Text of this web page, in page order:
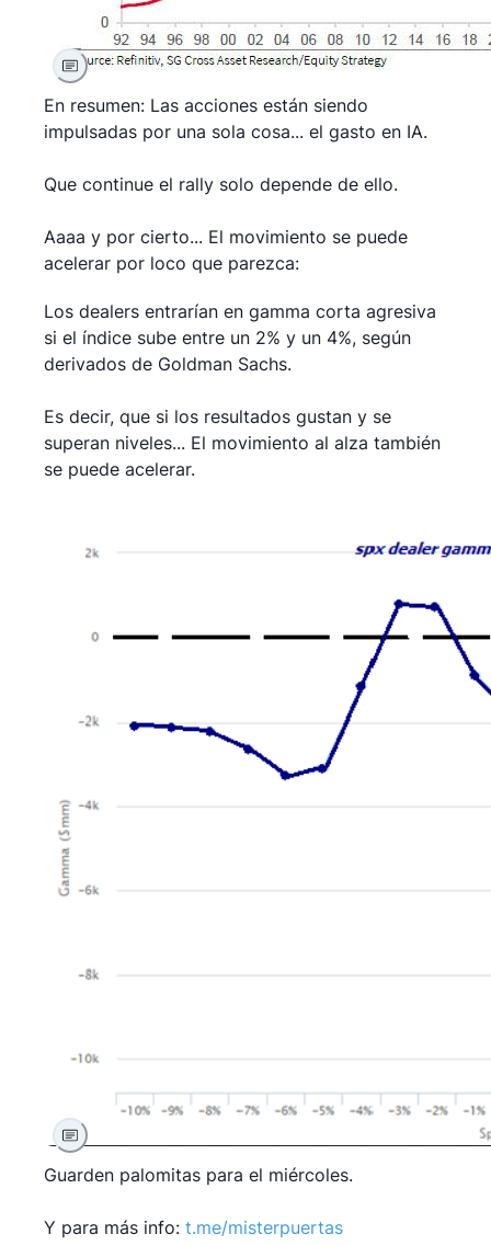
En resumen: Las acciones están siendo
impulsadas por una sola cosa... el gasto en IA.
Que continue el rally solo depende de ello.
Aaaa y por cierto... El movimiento se puede
acelerar por loco que parezca:
Los dealers entrarían en gamma corta agresiva
si el índice sube entre un 2% y un 4%, según
derivados de Goldman Sachs.
Es decir, que si los resultados gustan y se
superan niveles... El movimiento al alza también
se puede acelerar.
Guarden palomitas para el miércoles.
Y para más info: t.me/misterpuertas